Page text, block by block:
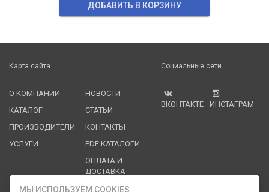
ДОБАВИТЬ В КОРЗИНУ
Карта сайта
О КОМПАНИИ
КАТАЛОГ
ПРОИЗВОДИТЕЛИ
УСЛУГИ
НОВОСТИ
СТАТЬИ
КОНТАКТЫ
PDF КАТАЛОГИ
ОПЛАТА И
ДОСТАВКА
Социальные сети
ВКОНТАКТЕ ИНСТАГРАМ
МЫ ИСПОЛЬЗУЕМ COOKIES